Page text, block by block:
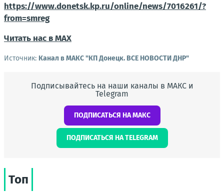
https://www.donetsk.kp.ru/online/news/7016261/?
from=smreg
Читать нас в МАХ
Источник: Канал в МАКС "КП Донeцк. ВСЕ НОВОСТИ ДНР"
Подписывайтесь на наши каналы в МАКС и
Telegram
ПОДПИСАТЬСЯ НА МАКС
ПОДПИСАТЬСЯ НА TELEGRAM
Топ